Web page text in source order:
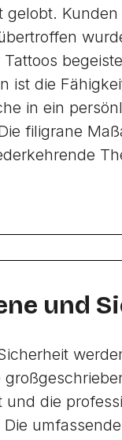
gelobt.
ist die
in ein
filigrane
und
und die
Die